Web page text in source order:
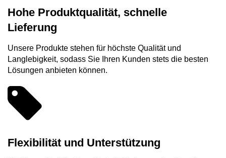
Hohe Produktqualität, schnelle
Lieferung
Unsere Produkte stehen für höchste Qualität und
Langlebigkeit, sodass Sie Ihren Kunden stets die besten
Lösungen anbieten können.
Flexibilität und Unterstützung